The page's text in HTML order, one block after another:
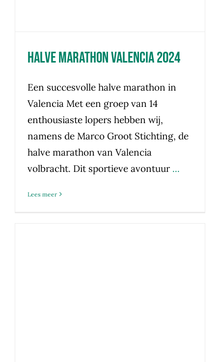
Halve Marathon Valencia 2024
Een succesvolle halve marathon in
Valencia Met een groep van 14
enthousiaste lopers hebben wij,
namens de Marco Groot Stichting, de
halve marathon van Valencia
volbracht. Dit sportieve avontuur ...
Lees meer